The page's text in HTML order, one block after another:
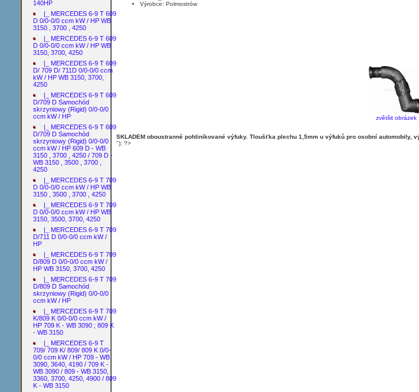
140HP
|_ MERCEDES 6-9 T 609
D 0/0-0/0 ccm kW / HP WB
3150 , 3700 , 4250
|_ MERCEDES 6-9 T 609
D 0/0-0/0 ccm kW / HP WB
3150, 3700, 4250
|_ MERCEDES 6-9 T 609
D/ 709 D/ 711D 0/0-0/0 ccm
kW / HP WB 3150, 3700,
4250
|_ MERCEDES 6-9 T 609
D/709 D Samochód
skrzyniowy (Rigid) 0/0-0/0
ccm kW / HP
|_ MERCEDES 6-9 T 609
D/709 D Samochód
skrzyniowy (Rigid) 0/0-0/0
ccm kW / HP 609 D - WB
3150 , 3700 , 4250 / 709 D -
WB 3150 , 3500 , 3700 ,
4250
|_ MERCEDES 6-9 T 709
D 0/0-0/0 ccm kW / HP WB
3150 , 3500 , 3700 , 4250
|_ MERCEDES 6-9 T 709
D 0/0-0/0 ccm kW / HP WB
3150, 3500, 3700, 4250
|_ MERCEDES 6-9 T 709
D/711 D 0/0-0/0 ccm kW /
HP
|_ MERCEDES 6-9 T 709
D/809 D 0/0-0/0 ccm kW /
HP WB 3150, 3700, 4250
|_ MERCEDES 6-9 T 709
D/809 D Samochód
skrzyniowy (Rigid) 0/0-0/0
ccm kW / HP
|_ MERCEDES 6-9 T 709
K/809 K 0/0-0/0 ccm kW /
HP 709 K - WB 3090 ; 809 K
- WB 3150
|_ MERCEDES 6-9 T
709/ 709 K/ 809/ 809 K 0/0-
0/0 ccm kW / HP 709 - WB
3090, 3640, 4190 / 709 K -
WB 3090 / 809 - WB 3150,
3360, 3700, 4250, 4900 / 809
K - WB 3150
Výrobce: Polmostrów
zvětšit obrázek
SKLADEM oboustranně pohliníkované výfuky. Tloušťka plechu 1,5mm u výfuků pro osobní
"); ?>